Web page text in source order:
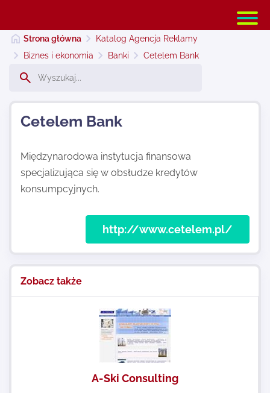
Najnowsze
Strona główna
Katalog Agencja Reklamy
Biznes i ekonomia
Banki Cetelem Bank
Cetelem Bank
Międzynarodowa instytucja finansowa
specjalizująca się w obsłudze kredytów
konsumpcyjnych.
http://www.cetelem.pl/
Zobacz także
A-Ski Consulting